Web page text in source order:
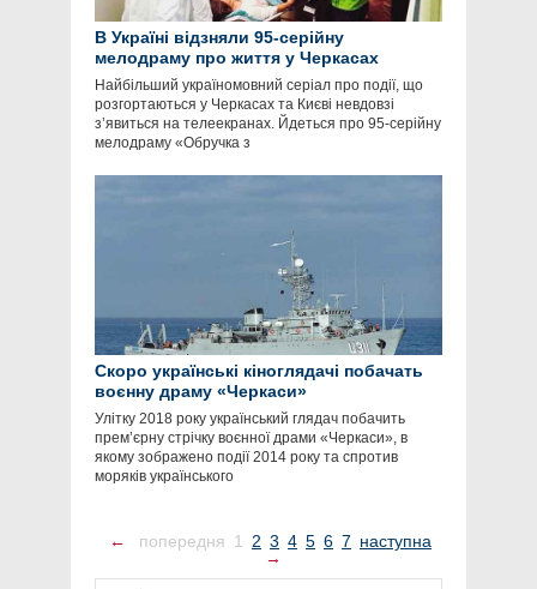
В Україні відзняли 95-серійну
мелодраму про життя у Черкасах
Найбільший україномовний серіал про події, що
розгортаються у Черкасах та Києві невдовзі
з’явиться на телеекранах. Йдеться про 95-серійну
мелодраму «Обручка з
Скоро українські кіноглядачі побачать
воєнну драму «Черкаси»
Улітку 2018 року український глядач побачить
прем’єрну стрічку воєнної драми «Черкаси», в
якому зображено події 2014 року та спротив
моряків українського
← попередня 1 2 3 4 5 6 7 наступна
→